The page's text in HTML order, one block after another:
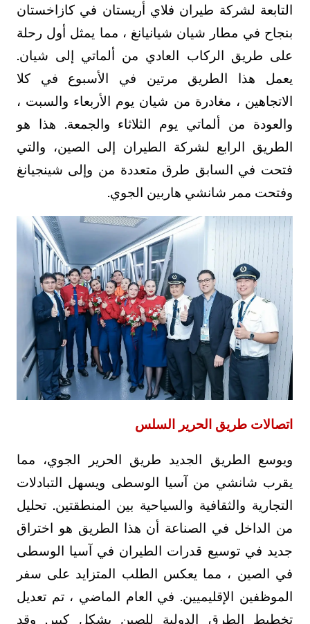
التابعة لشركة طيران فلاي أريستان في كازاخستان
بنجاح في مطار شيان شيانيانغ ، مما يمثل أول رحلة
على طريق الركاب العادي من ألماتي إلى شيان.
يعمل هذا الطريق مرتين في الأسبوع في كلا
الاتجاهين ، مغادرة من شيان يوم الأربعاء والسبت ،
والعودة من ألماتي يوم الثلاثاء والجمعة. هذا هو
الطريق الرابع لشركة الطيران إلى الصين، والتي
فتحت في السابق طرق متعددة من وإلى شينجيانغ
وفتحت ممر شانشي هاربين الجوي.
اتصالات طريق الحرير السلس
ويوسع الطريق الجديد طريق الحرير الجوي، مما
يقرب شانشي من آسيا الوسطى ويسهل التبادلات
التجارية والثقافية والسياحية بين المنطقتين. تحليل
من الداخل في الصناعة أن هذا الطريق هو اختراق
جديد في توسيع قدرات الطيران في آسيا الوسطى
في الصين ، مما يعكس الطلب المتزايد على سفر
الموظفين الإقليميين. في العام الماضي ، تم تعديل
تخطيط الطرق الدولية للصين بشكل كبير. وقد